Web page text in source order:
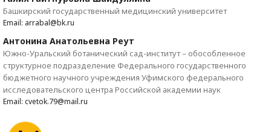
Башкирский государственный медицинский университет
Email: arrabal@bk.ru
Антонина Анатольевна Реут
Южно-Уральский ботанический сад-институт – обособленное
структурное подразделение Федерального государственного
бюджетного научного учреждения Уфимского федерального
исследовательского центра Российской академии наук
Email: cvetok.79@mail.ru